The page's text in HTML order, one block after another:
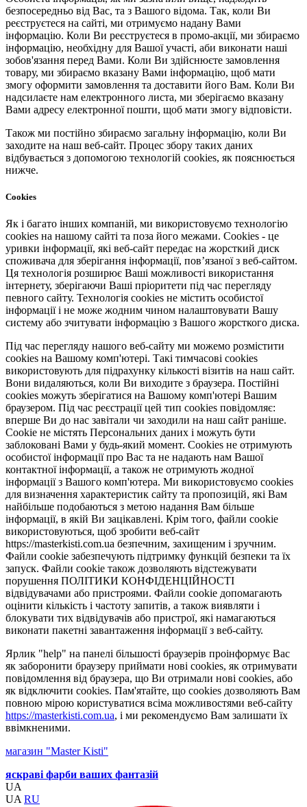
безпосередньо від Вас, та з Вашого відома. Так, коли Ви
реєструєтеся на сайті, ми отримуємо надану Вами
інформацію. Коли Ви реєструєтеся в промо-акції, ми збираємо
інформацію, необхідну для Вашої участі, аби виконати наші
зобов'язання перед Вами. Коли Ви здійснюєте замовлення
товару, ми збираємо вказану Вами інформацію, щоб мати
змогу оформити замовлення та доставити його Вам. Коли Ви
надсилаєте нам електронного листа, ми зберігаємо вказану
Вами адресу електронної пошти, щоб мати змогу відповісти.
Також ми постійно збираємо загальну інформацію, коли Ви
заходите на наш веб-сайт. Процес збору таких даних
відбувається з допомогою технологій cookies, як пояснюється
нижче.
Cookies
Як і багато інших компаній, ми використовуємо технологію
cookies на нашому сайті та поза його межами. Cookies - це
уривки інформації, які веб-сайт передає на жорсткий диск
споживача для зберігання інформації, пов’язаної з веб-сайтом.
Ця технологія розширює Ваші можливості використання
інтернету, зберігаючи Ваші пріоритети під час перегляду
певного сайту. Технологія cookies не містить особистої
інформації і не може жодним чином налаштовувати Вашу
систему або зчитувати інформацію з Вашого жорсткого диска.
Під час перегляду нашого веб-сайту ми можемо розмістити
cookies на Вашому комп'ютері. Такі тимчасові cookies
використовують для підрахунку кількості візитів на наш сайт.
Вони видаляються, коли Ви виходите з браузера. Постійні
cookies можуть зберігатися на Вашому комп'ютері Вашим
браузером. Під час реєстрації цей тип cookies повідомляє:
вперше Ви до нас завітали чи заходили на наш сайт раніше.
Cookie не містять Персональних даних і можуть бути
заблоковані Вами у будь-який момент. Сookies не отримують
особистої інформації про Вас та не надають нам Вашої
контактної інформації, а також не отримують жодної
інформації з Вашого комп'ютера. Ми використовуємо cookies
для визначення характеристик сайту та пропозицій, які Вам
найбільше подобаються з метою надання Вам більше
інформації, в якій Ви зацікавлені. Крім того, файли cookie
використовуються, щоб зробити веб-сайт
https://masterkisti.com.ua безпечним, захищеним і зручним.
Файли cookie забезпечують підтримку функцій безпеки та їх
запуск. Файли cookie також дозволяють відстежувати
порушення ПОЛІТИКИ КОНФІДЕНЦІЙНОСТІ
відвідувачами або пристроями. Файли cookie допомагають
оцінити кількість і частоту запитів, а також виявляти і
блокувати тих відвідувачів або пристрої, які намагаються
виконати пакетні завантаження інформації з веб-сайту.
Ярлик "help" на панелі більшості браузерів проінформує Вас
як заборонити браузеру приймати нові cookies, як отримувати
повідомлення від браузера, що Ви отримали нові cookies, або
як відключити cookies. Пам'ятайте, що cookies дозволяють Вам
повною мірою користуватися всіма можливостями веб-сайту
https://masterkisti.com.ua, і ми рекомендуємо Вам залишати їх
ввімкненими.
магазин "Master Kisti"
яскраві фарби ваших фантазій
UA
UA RU